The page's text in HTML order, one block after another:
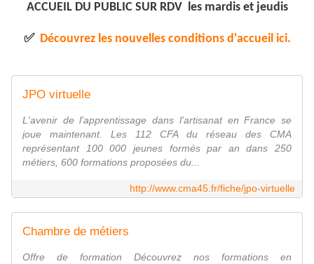
ACCUEIL DU PUBLIC SUR RDV les mardis et jeudis
✅ Découvrez les nouvelles conditions d'accueil ici.
JPO virtuelle
L'avenir de l'apprentissage dans l'artisanat en France se
joue maintenant. Les 112 CFA du réseau des CMA
représentant 100 000 jeunes formés par an dans 250
métiers, 600 formations proposées du...
http://www.cma45.fr/fiche/jpo-virtuelle
Chambre de métiers
Offre de formation Découvrez nos formations en